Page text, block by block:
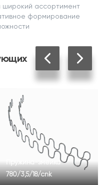
широкий ассортимент
формирование
Пружина-змейка
780/3,5/18/cnk